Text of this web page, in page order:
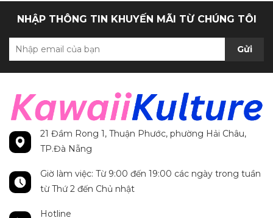
NHẬP THÔNG TIN KHUYẾN MÃI TỪ CHÚNG TÔI
Gửi
21 Đầm Rong 1, Thuận Phước, phường Hải Châu,
TP.Đà Nẵng
Giờ làm việc: Từ 9:00 đến 19:00 các ngày trong tuần
từ Thứ 2 đến Chủ nhật
Hotline